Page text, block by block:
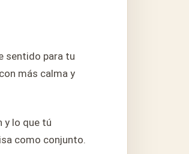
sentido para tu
más calma y
y lo que tú
como conjunto.